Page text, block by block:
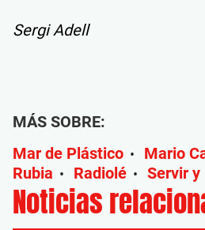
Sergi Adell
MÁS SOBRE:
Mar de Plástico • Mario
Rubia • Radiolé • Servir
Noticias